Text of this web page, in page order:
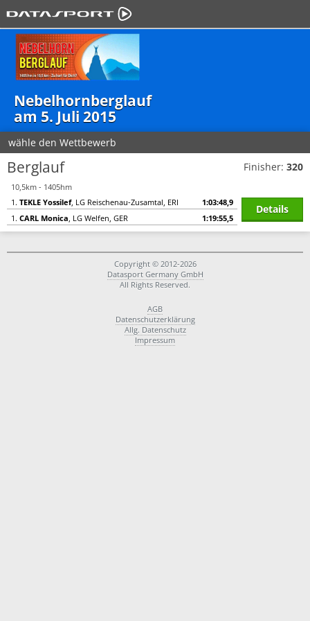
Nebelhornberglauf
am 5. Juli 2015
wähle den Wettbewerb
Berglauf
10,5km - 1405hm
1. TEKLE Yossilef, LG Reischenau-Zusamtal, ERI
1:03:48,9
1. CARL Monica , LG Welfen, GER 1:19:55,5
Finisher: 320
Details
Copyright © 2012-2026
Datasport Germany GmbH
All Rights Reserved.
AGB
Datenschutzerklärung
Allg. Datenschutz
Impressum